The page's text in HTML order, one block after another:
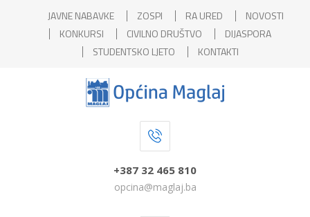
JAVNE NABAVKE ZOSPI RA URED
NOVOSTI
KONKURSI
CIVILNO DRUŠTVO
DIJASPORA
STUDENTSKO LJETO
KONTAKTI
+387 32 465 810
opcina@maglaj.ba